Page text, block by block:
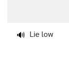
🔊 Lie low